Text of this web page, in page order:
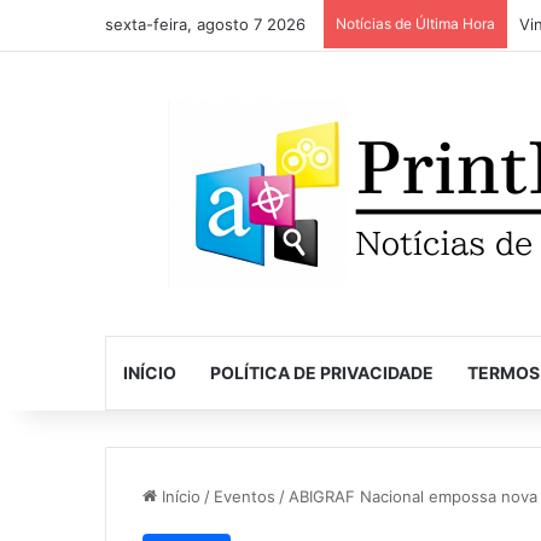
sexta-feira, agosto 7 2026 Notícias de Última Hora
INÍCIO POLÍTICA DE PRIVACIDADE
Início / Eventos / ABIGRAF Nacional empossa